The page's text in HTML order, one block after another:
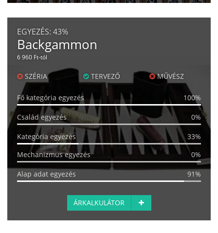
EGYEZÉS: 43%
Backgammon
6 960 Ft-tól
SZÉRIA TERVEZŐ MŰVÉSZ
Fő kategória egyezés 100%
Család egyezés 0%
Kategória egyezés
33%
Mechanizmus egyezés
0%
Alap adat egyezés 91%
ÁRKALKULÁTOR